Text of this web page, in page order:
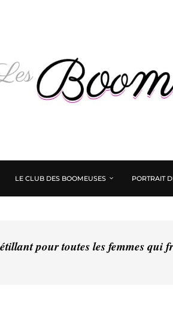
LE CLUB DES BOOMEUSES PORTRAIT
pour toutes les femmes